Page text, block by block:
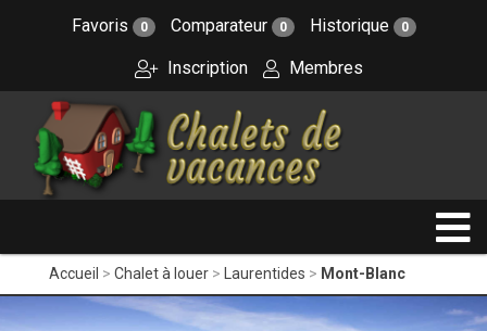
Favoris 0 Comparateur 0 Historique 0
Inscription Membres
Accueil Chalet à louer Laurentides Mont-Blanc